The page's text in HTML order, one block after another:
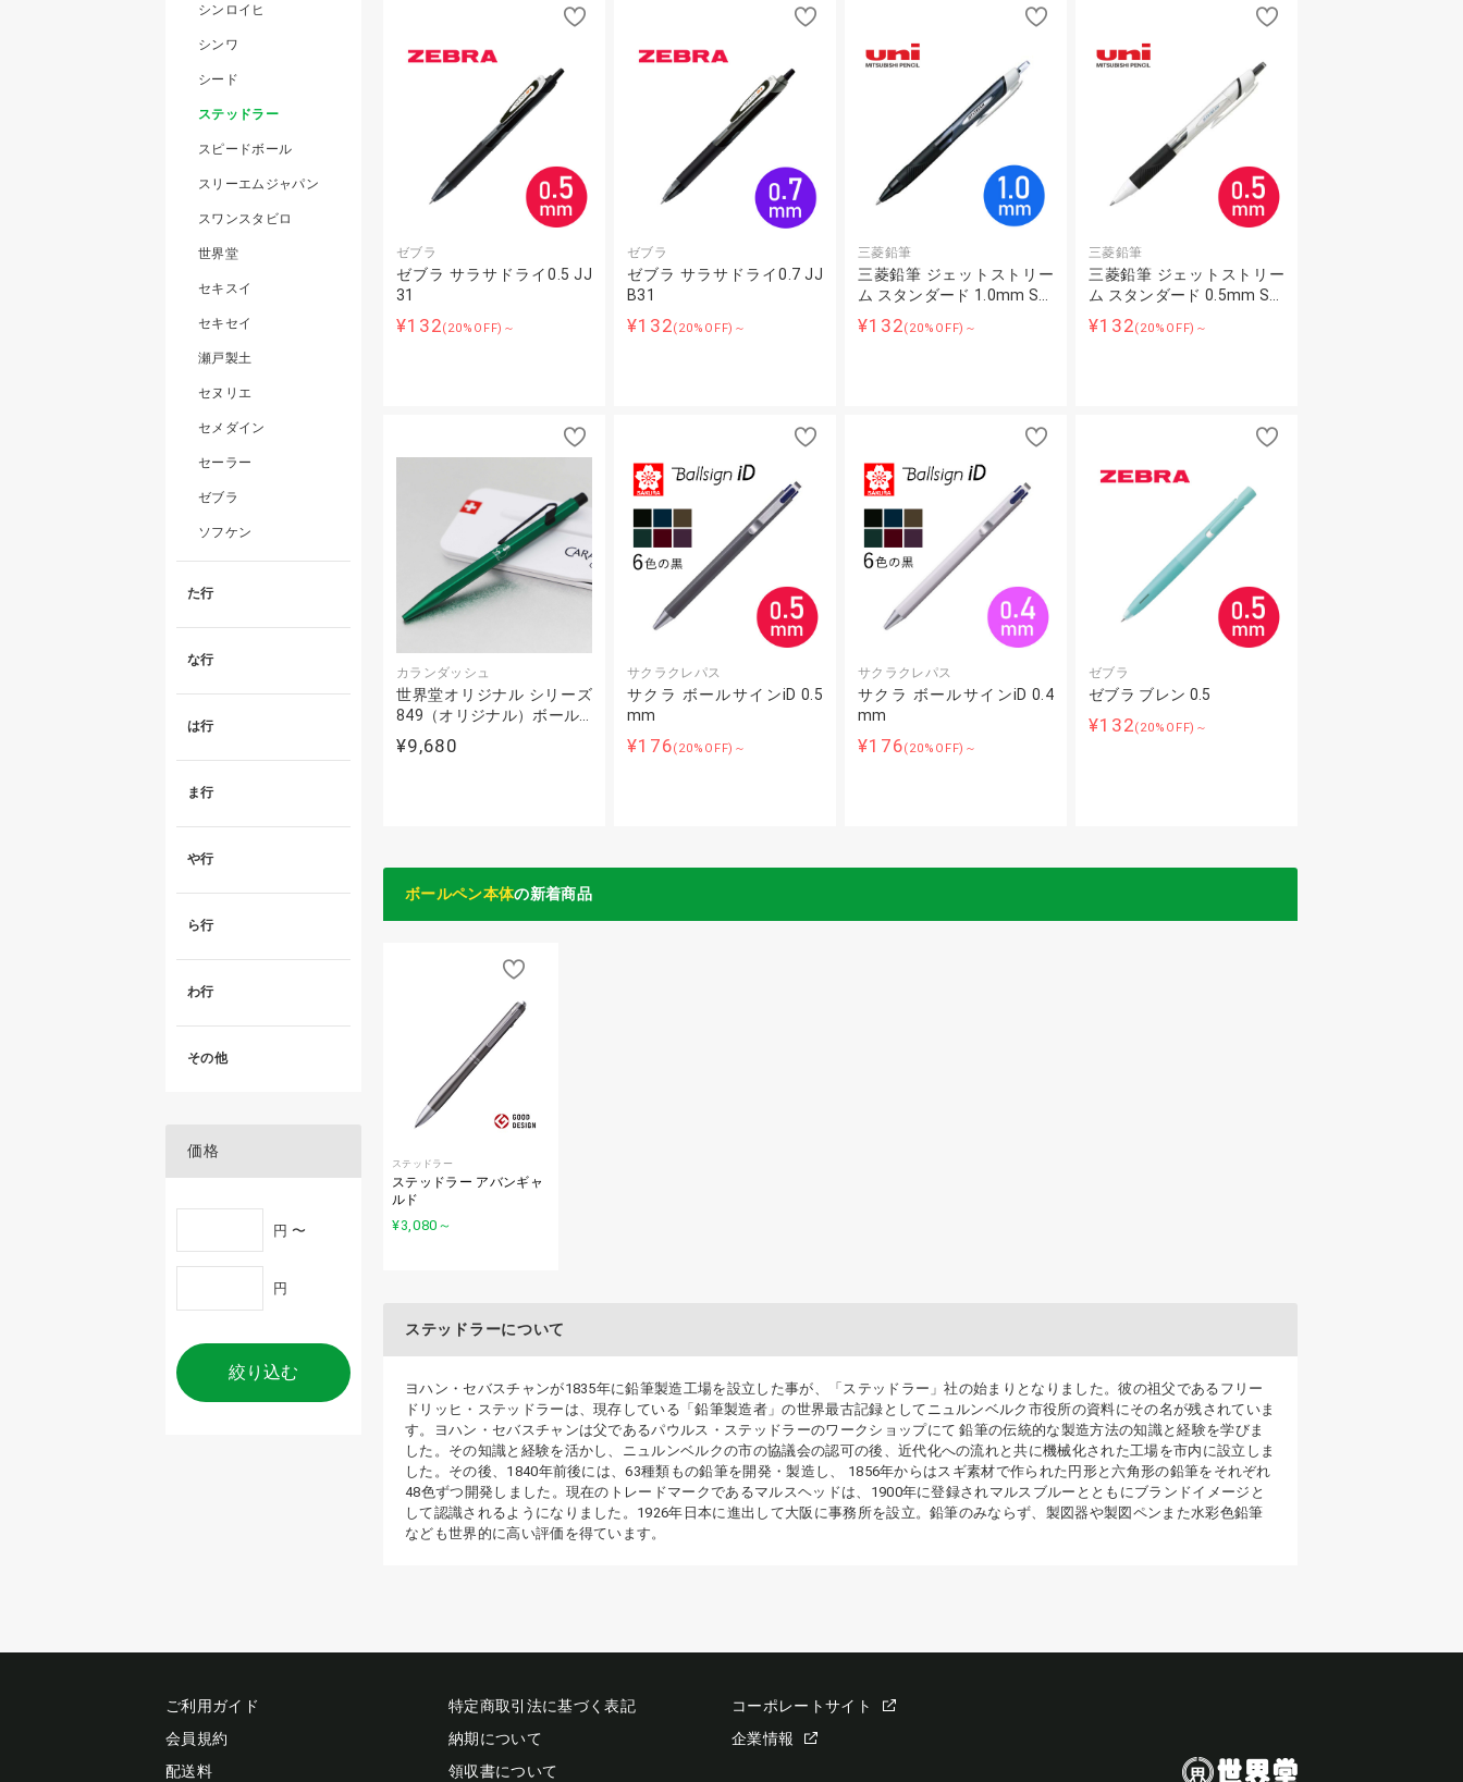
ゼブラ
ゼブラ サラサドライ0.5 JJ
31
¥132(20%OFF)～
ゼブラ
ゼブラ サラサドライ0.7 JJ
B31
¥132(20%OFF)～
三菱鉛筆
三菱鉛筆 ジェットストリー
ム スタンダード 1.0mm S…
¥132(20%OFF)～
三菱鉛筆
三菱鉛筆 ジェットストリー
ム スタンダード 0.5mm S…
¥132(20%OFF)～
カランダッシュ
世界堂オリジナル シリーズ
849（オリジナル）ボール…
¥9,680
サクラクレパス
サクラ ボールサインiD 0.5
mm
¥176(20%OFF)～
サクラクレパス
サクラ ボールサインiD 0.4
mm
¥176(20%OFF)～
ゼブラ
ゼブラ ブレン 0.5
¥132(20%OFF)～
ボールペン本体の新着商品
ステッドラー
ステッドラー アバンギャ
ルド
¥3,080 ～
ステッドラーについて
ヨハン・セバスチャンが1835年に鉛筆製造工場を設立した事が、「ステッドラー」社の始まりとなりました。彼の祖父であるフリー
ドリッヒ・ステッドラーは、現存している「鉛筆製造者」の世界最古記録としてニュルンベルク市役所の資料にその名が残されていま
す。ヨハン・セバスチャンは父であるパウルス・ステッドラーのワークショップにて 鉛筆の伝統的な製造方法の知識と経験を学びま
した。その知識と経験を活かし、ニュルンベルクの市の協議会の認可の後、近代化への流れと共に機械化された工場を市内に設立しま
した。その後、1840年前後には、63種類もの鉛筆を開発・製造し、 1856年からはスギ素材で作られた円形と六角形の鉛筆をそれぞれ
48色ずつ開発しました。現在のトレードマークであるマルスヘッドは、1900年に登録されマルスブルーとともにブランドイメージと
して認識されるようになりました。1926年日本に進出して大阪に事務所を設立。鉛筆のみならず、製図器や製図ペンまた水彩色鉛筆
なども世界的に高い評価を得ています。
シンロイヒ
シンワ
シード
ステッドラー
スピードボール
スリーエムジャパン
スワンスタビロ
世界堂
セキスイ
セキセイ
瀬戸製土
セヌリエ
セメダイン
セーラー
ゼブラ
ソフケン
た行
な行
は行
ま行
や行
ら行
わ行
その他
価格
円 〜
円
絞り込む
ご利用ガイド
会員規約
配送料
特定商取引法に基づく表記
納期について
領収書について
コーポレートサイト
企業情報